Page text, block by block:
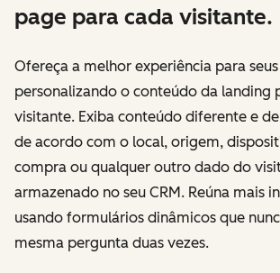
page para cada visitante.
Ofereça a melhor experiência para
personalizando o conteúdo da landing
visitante. Exiba conteúdo diferente e
de acordo com o local, origem,
compra ou qualquer outro dado do
armazenado no seu CRM. Reúna mais
usando formulários dinâmicos que
mesma pergunta duas vezes.